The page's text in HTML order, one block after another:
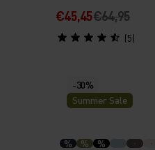
€45,45€64,95
(5)
-30%
Summer Sale
% % %